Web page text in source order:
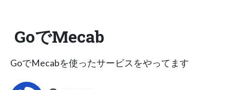
GoでMecab
GoでMecabを使ったサービスをやってます